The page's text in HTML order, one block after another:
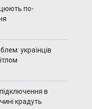
по-
українців
в
крадуть